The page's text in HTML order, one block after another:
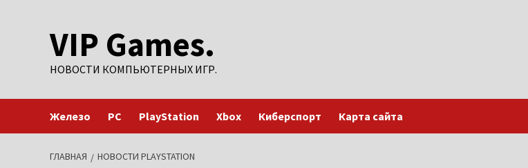
содержимомуVIP Games.
НОВОСТИ КОМПЬЮТЕРНЫХ ИГР.
Железо PC PlayStation Xbox Киберспорт Карта сайта
ГЛАВНАЯ НОВОСТИ PLAYSTATION